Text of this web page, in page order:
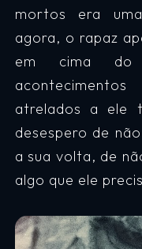
mortos era
agora, o rapaz
em cima do
atrelados a ele
desespero de
a sua volta, de
algo que ele